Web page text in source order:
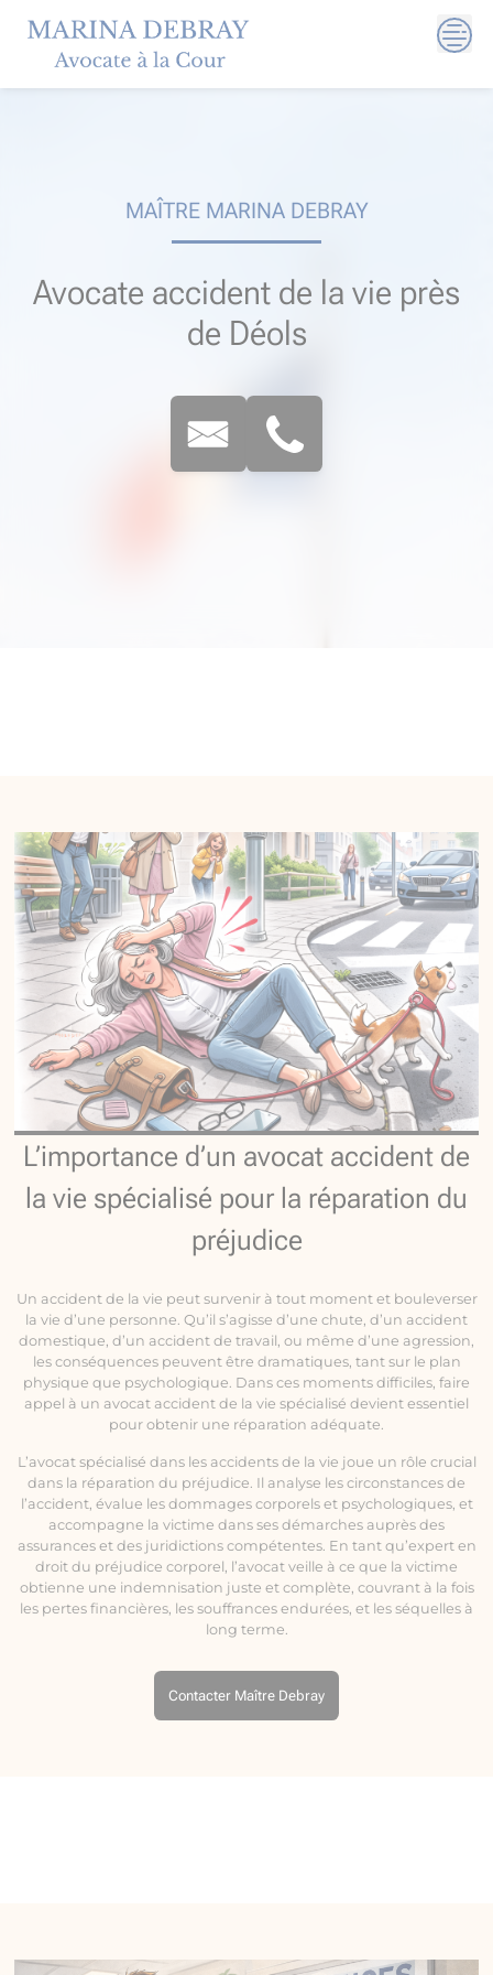
content
MAÎTRE MARINA DEBRAY
Avocate accident de la vie près
de Déols
L’importance d’un avocat accident de
la vie spécialisé pour la réparation du
préjudice
Un accident de la vie peut survenir à tout moment et bouleverser
la vie d’une personne. Qu’il s’agisse d’une chute, d’un accident
domestique, d’un accident de travail, ou même d’une agression,
les conséquences peuvent être dramatiques, tant sur le plan
physique que psychologique. Dans ces moments difficiles, faire
appel à un avocat accident de la vie spécialisé devient essentiel
pour obtenir une réparation adéquate.
L’avocat spécialisé dans les accidents de la vie joue un rôle crucial
dans la réparation du préjudice. Il analyse les circonstances de
l’accident, évalue les dommages corporels et psychologiques, et
accompagne la victime dans ses démarches auprès des
assurances et des juridictions compétentes. En tant qu’expert en
droit du préjudice corporel, l’avocat veille à ce que la victime
obtienne une indemnisation juste et complète, couvrant à la fois
les pertes financières, les souffrances endurées, et les séquelles à
long terme.
Contacter Maître Debray